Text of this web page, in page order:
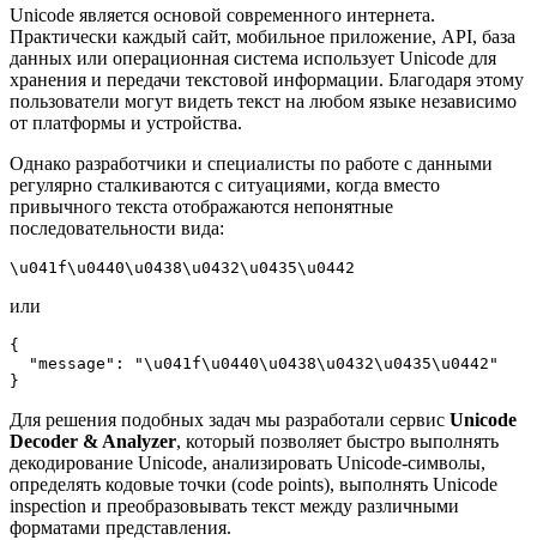
Unicode является основой современного интернета.
Практически каждый сайт, мобильное приложение, API, база
данных или операционная система использует Unicode для
хранения и передачи текстовой информации. Благодаря этому
пользователи могут видеть текст на любом языке независимо
от платформы и устройства.
Однако разработчики и специалисты по работе с данными
регулярно сталкиваются с ситуациями, когда вместо
привычного текста отображаются непонятные
последовательности вида:
\u041f\u0440\u0438\u0432\u0435\u0442
или
{
  "message": "\u041f\u0440\u0438\u0432\u0435\u0442"
}
Для решения подобных задач мы разработали сервис Unicode
Decoder & Analyzer, который позволяет быстро выполнять
декодирование Unicode, анализировать Unicode-символы,
определять кодовые точки (code points), выполнять Unicode
inspection и преобразовывать текст между различными
форматами представления.